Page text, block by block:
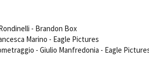
SPECIALI
- Brandon Box
Marino - Eagle Pictures
- Giulio Manfredonia - Eagle